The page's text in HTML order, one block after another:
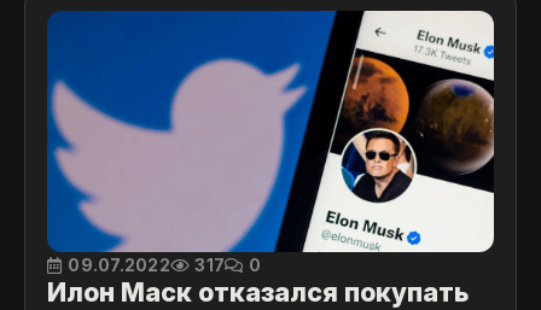
09.07.2022 317 0
Илон Маск отказался покупать